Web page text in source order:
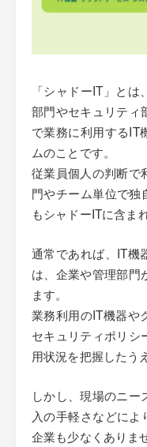
「シャドーIT」と
部門やセキュリティ
で業務に利用するIT
ムのことです。
従業員個人の判断で
門やチーム単位で
もシャドーITに含ま
通常であれば、IT機
は、企業や管理部門
ます。
業務利用のIT機器や
セキュリティポリシ
用状況を把握したう
しかし、現場のニ
入の手軽さなどに
企業も少なくありま